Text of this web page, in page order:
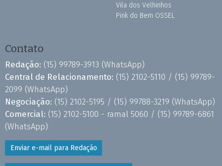
Vila dos Velhinhos
Pink do Bem OSSEL
Contato
Redação: (15) 99789-3913 (WhatsApp)
Central de Relacionamento: (15) 2102-5110 / (15) 99789-
2099 (WhatsApp)
Negociação: (15) 2102-5195 / (15) 99788-3219 (WhatsApp)
Comercial: (15) 2102-5100 - ramal 5060 / (15) 99789-6861
(WhatsApp)
Enviar e-mail para Redação